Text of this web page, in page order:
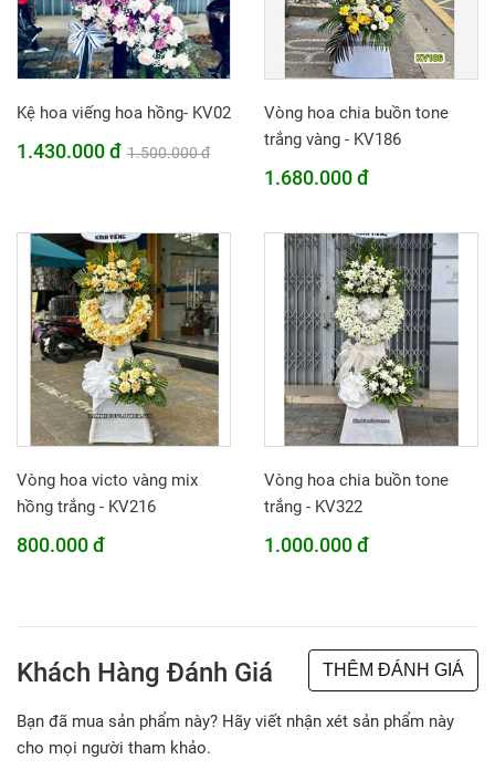
Kệ hoa viếng hoa hồng- KV02
1.430.000 đ 1.500.000 đ
Vòng hoa chia buồn tone
trắng vàng - KV186
1.680.000 đ
Vòng hoa victo vàng mix
hồng trắng - KV216
800.000 đ
Vòng hoa chia buồn tone
trắng - KV322
1.000.000 đ
Khách Hàng Đánh Giá THÊM ĐÁNH GIÁ
Bạn đã mua sản phẩm này? Hãy viết nhận xét sản phẩm này
cho mọi người tham khảo.